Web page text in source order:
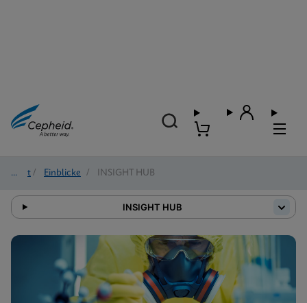
Start / Einblicke / INSIGHT HUB
INSIGHT HUB